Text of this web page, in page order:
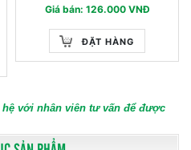
Giá bán: 126.000 VNĐ
ĐẶT HÀNG
với nhân viên tư vấn để được